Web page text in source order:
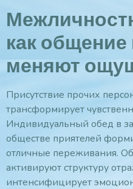
как общение
меняют
Присутствие прочих
трансформирует
Индивидуальный обед в
обществе приятелей
отличные переживания.
активируют структуру
интенсифицирует